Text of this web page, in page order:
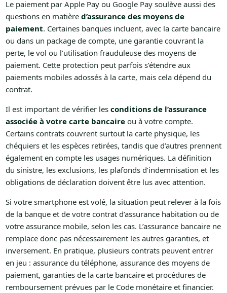
Le paiement par Apple Pay ou Google Pay soulève aussi des
questions en matière d’assurance des moyens de
paiement. Certaines banques incluent, avec la carte bancaire
ou dans un package de compte, une garantie couvrant la
perte, le vol ou l’utilisation frauduleuse des moyens de
paiement. Cette protection peut parfois s’étendre aux
paiements mobiles adossés à la carte, mais cela dépend du
contrat.
Il est important de vérifier les conditions de l’assurance
associée à votre carte bancaireou à votre compte.
Certains contrats couvrent surtout la carte physique, les
chéquiers et les espèces retirées, tandis que d’autres prennent
également en compte les usages numériques. La définition
du sinistre, les exclusions, les plafonds d’indemnisation et les
obligations de déclaration doivent être lus avec attention.
Si votre smartphone est volé, la situation peut relever à la fois
de la banque et de votre contrat d’assurance habitation ou de
votre assurance mobile, selon les cas. L’assurance bancaire ne
remplace donc pas nécessairement les autres garanties, et
inversement. En pratique, plusieurs contrats peuvent entrer
en jeu : assurance du téléphone, assurance des moyens de
paiement, garanties de la carte bancaire et procédures de
remboursement prévues par le Code monétaire et financier.